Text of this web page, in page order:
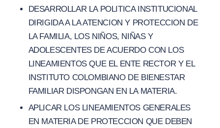
DESARROLLAR LA POLITICA INSTITUCIONAL
DIRIGIDA A LA ATENCION Y PROTECCION DE
LA FAMILIA, LOS NIÑOS, NIÑAS Y
ADOLESCENTES DE ACUERDO CON LOS
LINEAMIENTOS QUE EL ENTE RECTOR Y EL
INSTITUTO COLOMBIANO DE BIENESTAR
FAMILIAR DISPONGAN EN LA MATERIA.
APLICAR LOS LINEAMIENTOS GENERALES
EN MATERIA DE PROTECCION QUE DEBEN